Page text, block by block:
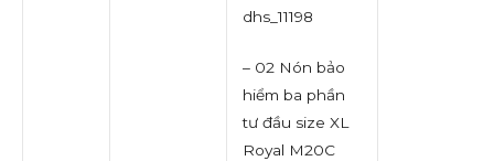
dhs_11198
– 02 Nón bảo
hiểm ba phần
tư đầu size XL
Royal M20C